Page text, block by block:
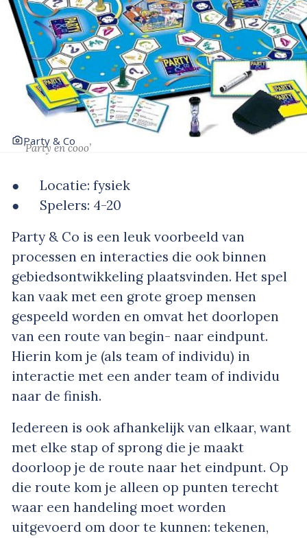
Party & Co
‘Party en cooo’
● Locatie: fysiek
● Spelers: 4-20
Party & Co is een leuk voorbeeld van
processen en interacties die ook binnen
gebiedsontwikkeling plaatsvinden. Het spel
kan vaak met een grote groep mensen
gespeeld worden en omvat het doorlopen
van een route van begin- naar eindpunt.
Hierin kom je (als team of individu) in
interactie met een ander team of individu
naar de finish.
Iedereen is ook afhankelijk van elkaar, want
met elke stap of sprong die je maakt
doorloop je de route naar het eindpunt. Op
die route kom je alleen op punten terecht
waar een handeling moet worden
uitgevoerd om door te kunnen: tekenen,